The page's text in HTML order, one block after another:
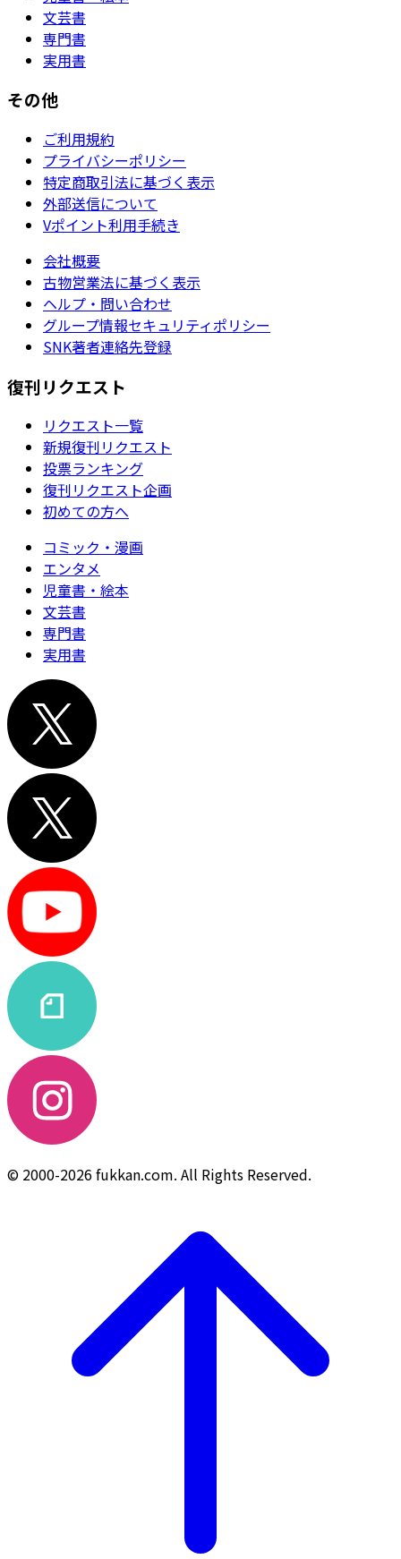
文芸書
専門書
実用書
その他
ご利用規約
プライバシーポリシー
特定商取引法に基づく表示
外部送信について
Vポイント利用手続き
会社概要
古物営業法に基づく表示
ヘルプ・問い合わせ
グループ情報セキュリティポリシー
SNK著者連絡先登録
復刊リクエスト
リクエスト一覧
新規復刊リクエスト
投票ランキング
復刊リクエスト企画
初めての方へ
コミック・漫画
エンタメ
児童書・絵本
文芸書
専門書
実用書
© 2000-2026 fukkan.com. All Rights Reserved.